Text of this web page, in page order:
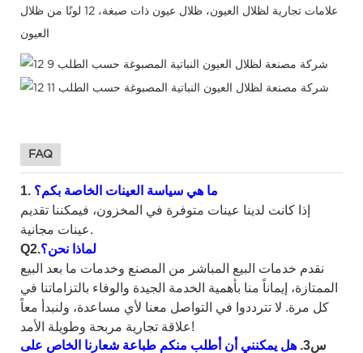
علامات تجارية لظلال العيون، ظلال عيون ذات صبغة، 12 لونًا من ظلال
العيون
FAQ
1. ما هي سياسة العينات الخاصة بكم؟
إذا كانت لدينا عينات متوفرة في المخزون، فيمكننا تقديم
عينات مجانية.
Q2.لماذا نحن؟
نقدم خدمات البيع المباشر من المصنع وخدمات ما بعد البيع
الممتازة، إيماناً منا بأهمية الخدمة الجيدة والوفاء بالتزاماتنا في
كل مرة. لا تترددوا في التواصل معنا لأي مساعدة، ولنبدأ معاً
علاقة تجارية مربحة وطويلة الأمد!
س3.
هل يمكنني أن أطلب منكم طباعة شعارنا الخاص على